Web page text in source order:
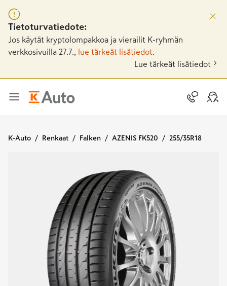
Tietoturvatiedote:
Jos käytät kryptolompakkoa ja vierailit K-ryhmän
verkkosivuilla 27.7.,
lue tärkeät lisätiedot
Lue tärkeät lisätiedot
K-Auto Renkaat Falken AZENIS FK520 255/35R18